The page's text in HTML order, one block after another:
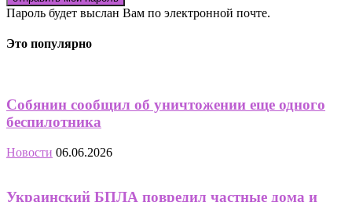
Пароль будет выслан Вам по электронной почте.
Это популярно
Собянин сообщил об уничтожении еще одного
беспилотника
Новости 06.06.2026
Украинский БПЛА повредил частные дома и